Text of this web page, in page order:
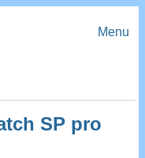
Menu
SP pro